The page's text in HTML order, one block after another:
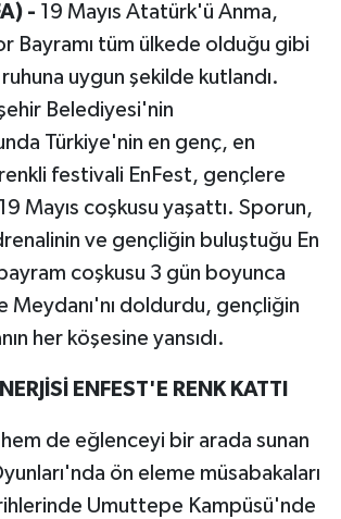
- 19 Mayıs Atatürk'ü Anma,
Bayramı tüm ülkede olduğu gibi
uygun şekilde kutlandı.
Belediyesi'nin
Türkiye'nin en genç, en
festivali EnFest, gençlere
Mayıs coşkusu yaşattı. Sporun,
ve gençliğin buluştuğu En
coşkusu 3 gün boyunca
Meydanı'nı doldurdu, gençliğin
her köşesine yansıdı.
ENFEST'E RENK KATTI
de eğlenceyi bir arada sunan
ön eleme müsabakaları
Umuttepe Kampüsü'nde